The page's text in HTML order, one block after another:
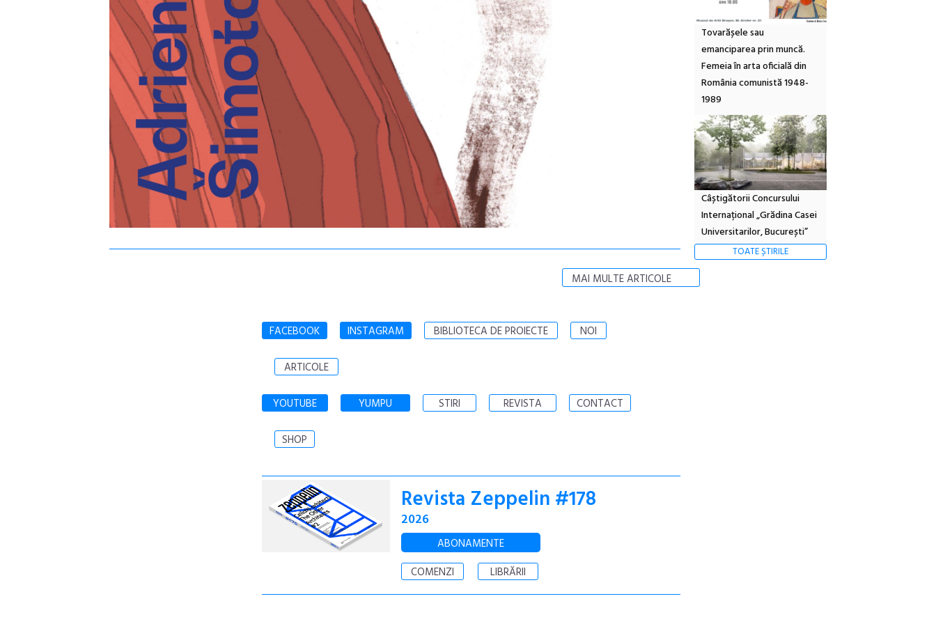
MAI MULTE ARTICOLE
Tovarășele sau
emanciparea prin muncă.
Femeia în arta oficială din
România comunistă 1948-
1989
Câștigătorii Concursului
Internațional „Grădina Casei
Universitarilor, București”
TOATE ȘTIRILE
FACEBOOK INSTAGRAM BIBLIOTECA DE PROIECTE NOI
ARTICOLE
YOUTUBE YUMPU STIRI REVISTA CONTACT
SHOP
Revista Zeppelin #178
2026
ABONAMENTE
COMENZI
LIBRĂRII